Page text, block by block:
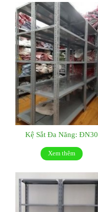
Kệ Sắt Đa Năng: ĐN30
Xem thêm